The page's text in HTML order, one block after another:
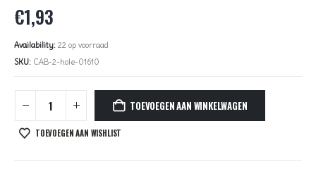
€1,93
Availability: 22 op voorraad
SKU: CAB-2-hole-01610
TOEVOEGEN AAN WINKELWAGEN
TOEVOEGEN AAN WISHLIST